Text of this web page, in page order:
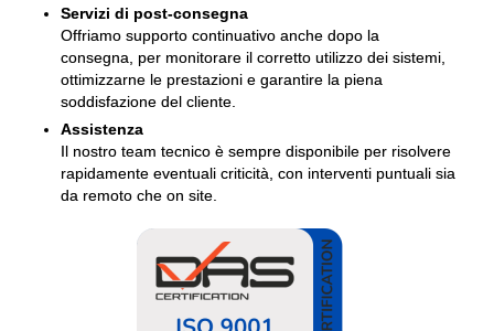
Servizi di post-consegna
Offriamo supporto continuativo anche dopo la
consegna, per monitorare il corretto utilizzo dei sistemi,
ottimizzarne le prestazioni e garantire la piena
soddisfazione del cliente.
Assistenza
Il nostro team tecnico è sempre disponibile per risolvere
rapidamente eventuali criticità, con interventi puntuali sia
da remoto che on site.